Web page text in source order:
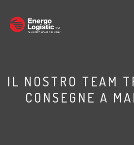
IL NOSTRO TEAM
CONSEGNE A